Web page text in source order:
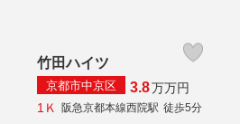
竹田ハイツ
京都市中京区 3.8万万円
1Ｋ
阪急京都本線西院駅 徒歩5分